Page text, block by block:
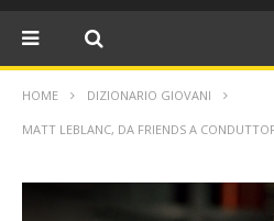
HOME DIZIONARIO GIOVANI
MATT LEBLANC, DA FRIENDS A